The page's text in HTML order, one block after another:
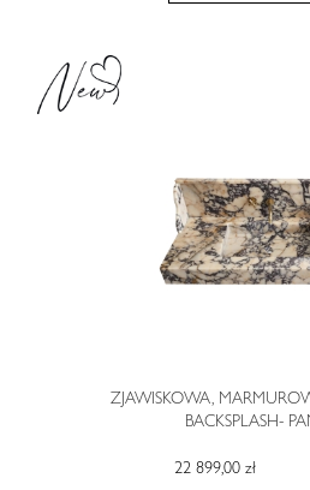
ZJAWISKOWA,
BACKSPLASH-
22 899,00 zł